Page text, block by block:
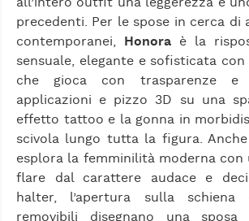
precedenti. Per le spose in cerca di
contemporanei,
Honora è la
sensuale, elegante e sofisticata
che gioca con trasparenze e
applicazioni e pizzo 3D su una
effetto tattoo e la gonna in
scivola lungo tutta la figura. Anche
esplora la femminilità moderna
flare dal carattere audace e
halter, l’apertura sulla
removibili disegnano una sposa